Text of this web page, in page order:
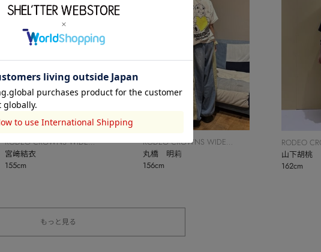
RODEO CROWNS WIDE
BOWL
宮﨑結衣
155cm
RODEO CROWNS WIDE
BOWL
丸橋 明莉
156cm
RODEO
BOWL
山下胡桃
162cm
もっと見る